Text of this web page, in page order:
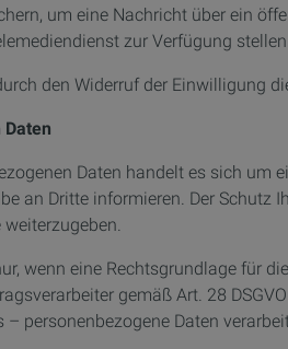
um eine Nachricht über ein
zur Verfügung
den Widerruf der Einwilligung
Daten handelt es sich
an Dritte informieren. Der
wenn eine Rechtsgrundlage für
gemäß Art. 28
personenbezogene Daten